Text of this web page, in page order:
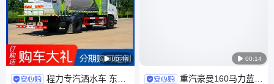
 00:44
程力专汽洒水车 东风
 00:14
重汽豪曼160马力蓝牌